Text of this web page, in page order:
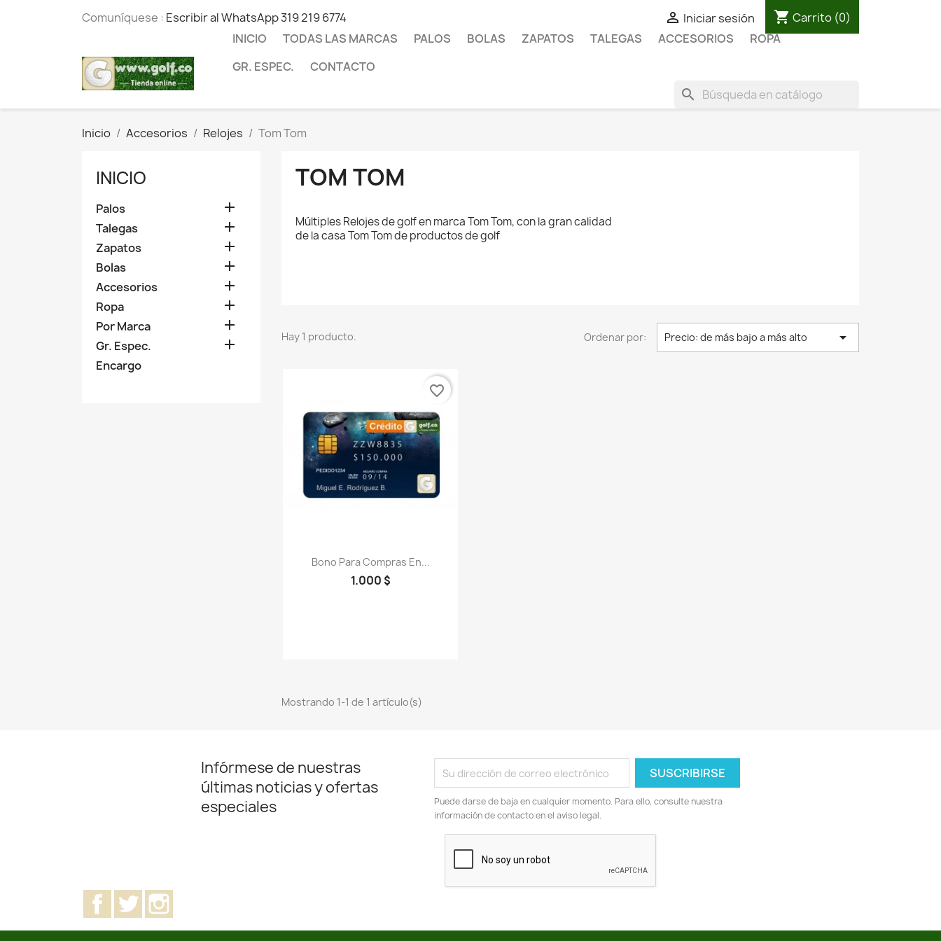
Comuníquese : Escribir al WhatsApp 319 219 6774  Iniciar sesión shopping_cart Carrito (0)
INICIO
TODAS LAS MARCAS PALOS BOLAS ZAPATOS TALEGAS ACCESORIOS
ROPA
GR. ESPEC.
CONTACTO
search
Inicio Accesorios Relojes Tom Tom
INICIO
Palos 
Talegas 
Zapatos 
Bolas 
Accesorios 
Ropa 
Por Marca 
Gr. Espec. 
Encargo
TOM TOM
Múltiples Relojes de golf en marca Tom Tom, con la gran calidad
de la casa Tom Tom de productos de golf
Hay 1 producto. Ordenar por: Precio: de más bajo a más alto 
Vista rápida
Bono Para Compras En...
1.000 $
favorite_border
Mostrando 1-1 de 1 artículo(s)
Infórmese de nuestras
últimas noticias y ofertas
especiales
Puede darse de baja en cualquier momento. Para ello, consulte nuestra
información de contacto en el aviso legal.
Facebook
Twitter